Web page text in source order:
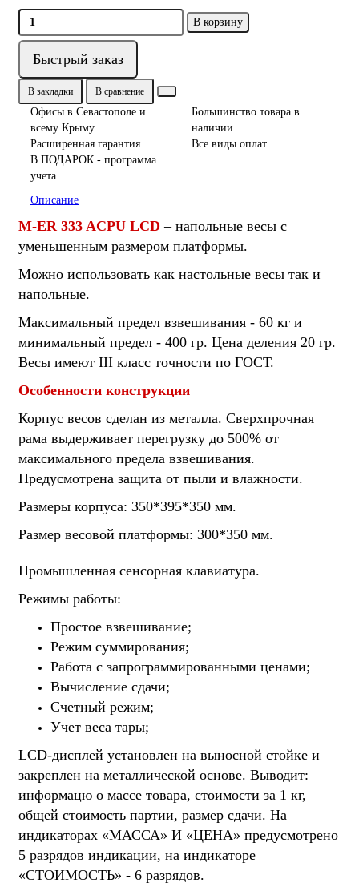
В корзину
Быстрый заказ
В закладки В сравнение
Офисы в Севастополе и
всему Крыму
Большинство товара в
наличии
Расширенная гарантия
Все виды оплат
В ПОДАРОК - программа
учета
Описание
M-ER 333 ACPU LCD – напольные весы с
уменьшенным размером платформы.
Можно использовать как настольные весы так и
напольные.
Максимальный предел взвешивания - 60 кг и
минимальный предел - 400 гр. Цена деления 20 гр.
Весы имеют III класс точности по ГОСТ.
Особенности конструкции
Корпус весов сделан из металла. Сверхпрочная
рама выдерживает перегрузку до 500% от
максимального предела взвешивания.
Предусмотрена защита от пыли и влажности.
Размеры корпуса: 350*395*350 мм.
Размер весовой платформы: 300*350 мм.
Промышленная сенсорная клавиатура.
Режимы работы:
Простое взвешивание;
Режим суммирования;
Работа с запрограммированными ценами;
Вычисление сдачи;
Счетный режим;
Учет веса тары;
LCD-дисплей установлен на выносной стойке и
закреплен на металлической основе. Выводит:
информацю о массе товара, стоимости за 1 кг,
общей стоимость партии, размер сдачи. На
индикаторах «МАССА» И «ЦЕНА» предусмотрено
5 разрядов индикации, на индикаторе
«СТОИМОСТЬ» - 6 разрядов.